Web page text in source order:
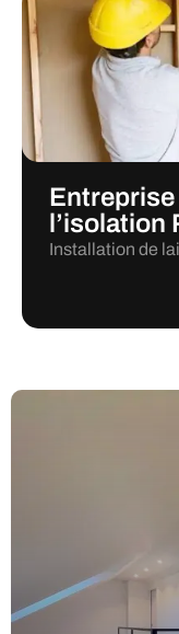
l’isolation
Installation de